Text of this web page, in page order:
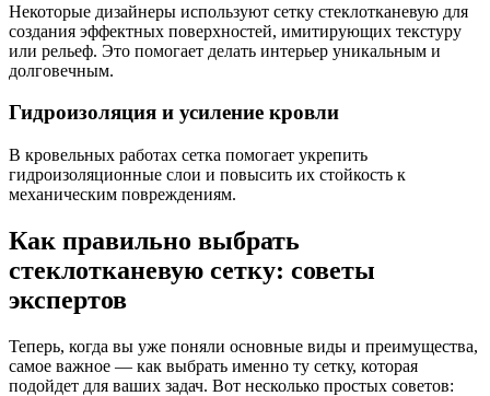
Некоторые дизайнеры используют сетку стеклотканевую для
создания эффектных поверхностей, имитирующих текстуру
или рельеф. Это помогает делать интерьер уникальным и
долговечным.
Гидроизоляция и усиление кровли
В кровельных работах сетка помогает укрепить
гидроизоляционные слои и повысить их стойкость к
механическим повреждениям.
Как правильно выбрать
стеклотканевую сетку: советы
экспертов
Теперь, когда вы уже поняли основные виды и преимущества,
самое важное — как выбрать именно ту сетку, которая
подойдет для ваших задач. Вот несколько простых советов: